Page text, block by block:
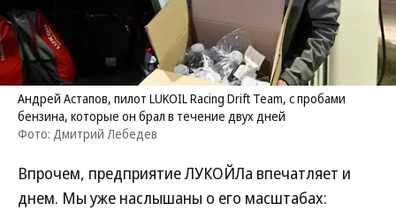
Андрей Астапов, пилот LUKOIL Racing Drift Team, с пробами
бензина, которые он брал в течение двух дней
Фото: Дмитрий Лебедев
Впрочем, предприятие ЛУКОЙЛа впечатляет и
днем. Мы уже наслышаны о его масштабах: